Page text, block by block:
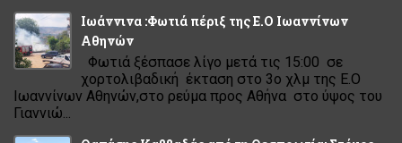
Ιωάννινα :Φωτιά πέριξ της Ε.Ο Ιωαννίνων
Αθηνών
Φωτιά ξέσπασε λίγο μετά τις 15:00 σε
χορτολιβαδική έκταση στο 3ο χλμ της Ε.Ο
Ιωαννίνων Αθηνών,στο ρεύμα προς Αθήνα στο ύψος του
Γιαννιώ...